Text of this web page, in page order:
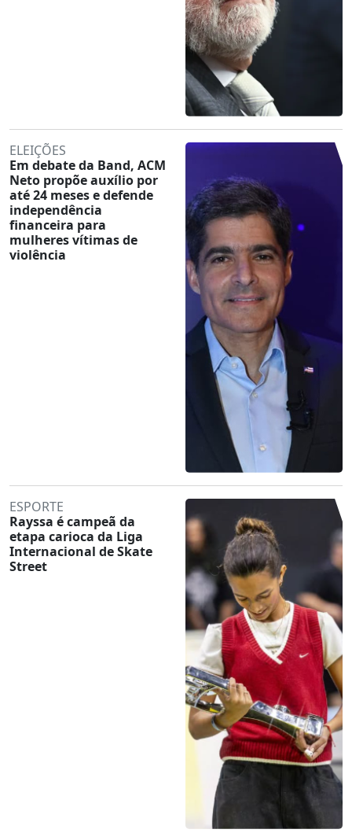
ELEIÇÕES
Em debate da Band, ACM
Neto propõe auxílio por
até 24 meses e defende
independência
financeira para
mulheres vítimas de
violência
ESPORTE
Rayssa é campeã da
etapa carioca da Liga
Internacional de Skate
Street